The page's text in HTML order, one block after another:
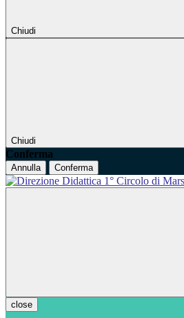
Chiudi
Chiudi
Conferma
Annulla Conferma
close